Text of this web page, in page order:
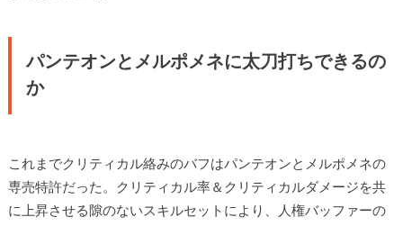
パンテオンとメルポメネに太刀打ちできるの
か
これまでクリティカル絡みのバフはパンテオンとメルポメネの
専売特許だった。クリティカル率＆クリティカルダメージを共
に上昇させる隙のないスキルセットにより、人権バッファーの